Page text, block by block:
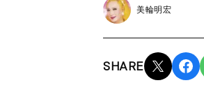
美輪明宏
SHARE